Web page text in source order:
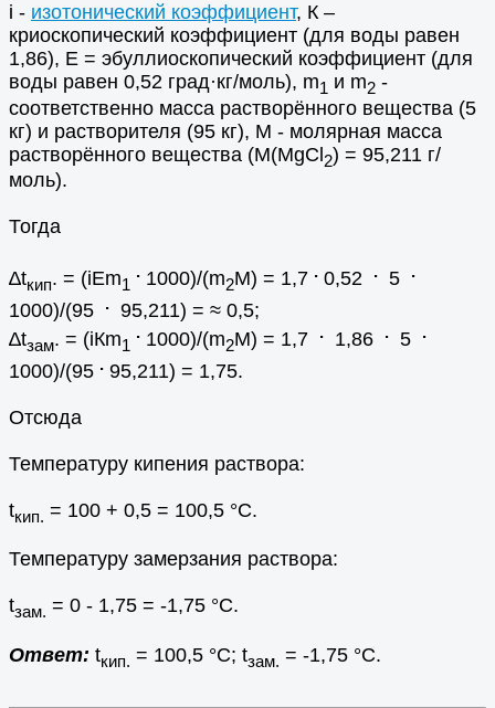
i - изотонический коэффициент, К –
криоскопический коэффициент (для воды равен
1,86), Е = эбуллиоскопический коэффициент (для
воды равен 0,52 град·кг/моль), m1 и m2 -
соответственно масса растворённого вещества (5
кг) и растворителя (95 кг), М - молярная масса
растворённого вещества (М(MgCl2) = 95,211 г/
моль).
Тогда
∆tкип. = (iEm1
. 1000)/(m2M) = 1,7 . 0,52 . 5 .
1000)/(95 . 95,211) = ≈ 0,5;
∆tзам. = (iКm1
. 1000)/(m2M) = 1,7 . 1,86 . 5 .
1000)/(95 . 95,211) = 1,75.
Отсюда
Температуру кипения раствора:
tкип. = 100 + 0,5 = 100,5 °С.
Температуру замерзания раствора:
tзам. = 0 - 1,75 = -1,75 °С.
Ответ: tкип. = 100,5 °С; tзам. = -1,75 °С.